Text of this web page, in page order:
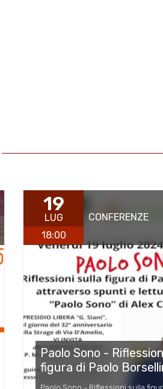
19
LUG
18:00
CONFERENZE
Paolo Sono -
figura di Paolo